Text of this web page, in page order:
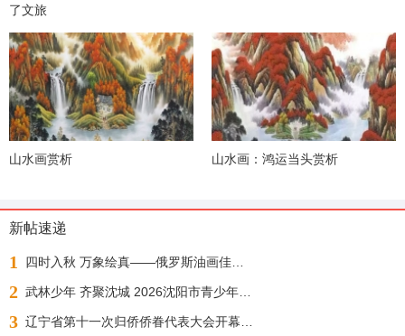
了文旅
山水画赏析 山水画：鸿运当头赏析
新帖速递
1
2
3